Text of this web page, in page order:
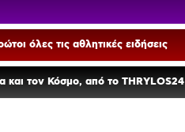
όλες τις αθλητικές ειδήσεις
και τον Κόσμο, από το THRYLOS24